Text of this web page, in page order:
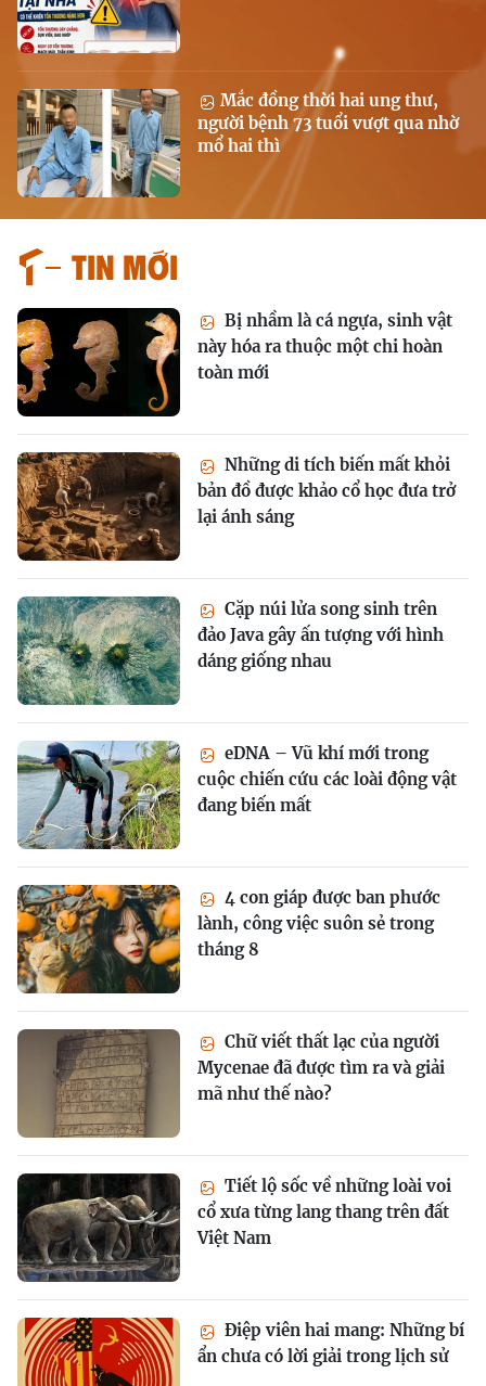
Mắc đồng thời hai ung thư,
người bệnh 73 tuổi vượt qua nhờ
mổ hai thì
Tin mới
Bị nhầm là cá ngựa, sinh vật
này hóa ra thuộc một chi hoàn
toàn mới
Những di tích biến mất khỏi
bản đồ được khảo cổ học đưa trở
lại ánh sáng
Cặp núi lửa song sinh trên
đảo Java gây ấn tượng với hình
dáng giống nhau
eDNA – Vũ khí mới trong
cuộc chiến cứu các loài động vật
đang biến mất
4 con giáp được ban phước
lành, công việc suôn sẻ trong
tháng 8
Chữ viết thất lạc của người
Mycenae đã được tìm ra và giải
mã như thế nào?
Tiết lộ sốc về những loài voi
cổ xưa từng lang thang trên đất
Việt Nam
Điệp viên hai mang: Những bí
ẩn chưa có lời giải trong lịch sử